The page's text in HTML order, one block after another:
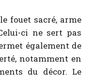
fouet sacré, arme
ci ne sert pas
également de
notamment en
du décor. Le